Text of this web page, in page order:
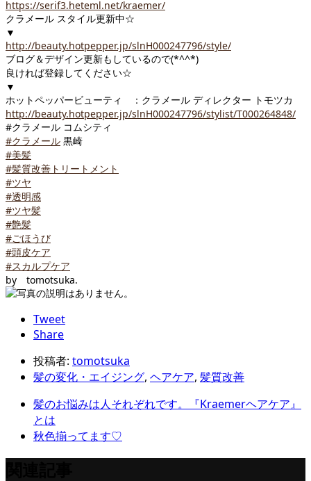
https://serif3.heteml.net/kraemer/
クラメール スタイル更新中☆
▼
http://beauty.hotpepper.jp/slnH000247796/style/
ブログ＆デザイン更新もしているので(*^^*)
良ければ登録してください☆
▼
ホットペッパービューティ ：クラメール ディレクター トモツカ
http://beauty.hotpepper.jp/slnH000247796/stylist/T000264848/
#クラメール コムシティ
#クラメール 黒崎
#美髪
#髪質改善トリートメント
#ツヤ
#透明感
#ツヤ髪
#艶髪
#ごほうび
#頭皮ケア
#スカルプケア
by tomotsuka.
Tweet
Share
投稿者: tomotsuka
髪の変化・エイジング, ヘアケア, 髪質改善
髪のお悩みは人それぞれです。『Kraemerヘアケア』
とは
秋色揃ってます♡